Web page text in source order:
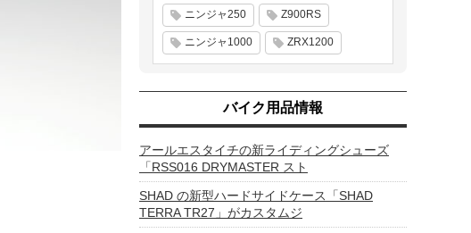
ニンジャ250 Z900RS
ニンジャ1000 ZRX1200
バイク用品情報
アールエスタイチの新ライディングシューズ
「RSS016 DRYMASTER スト
SHAD の新型ハードサイドケース「SHAD
TERRA TR27」がカスタムジ